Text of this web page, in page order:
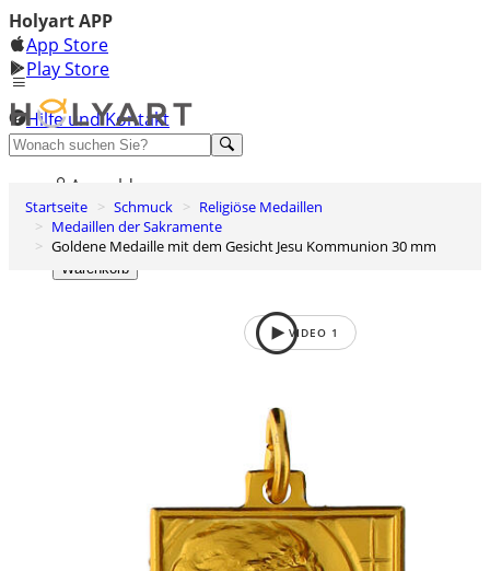
Holyart APP
App Store
Play Store
Hilfe und Kontakt
Entdecken Sie Premium
Anmelden
Wunschliste
0
Warenkorb
Startseite Schmuck
Religiöse Medaillen
Medaillen der Sakramente
Goldene Medaille mit dem Gesicht Jesu Kommunion 30 mm
VIDEO 1